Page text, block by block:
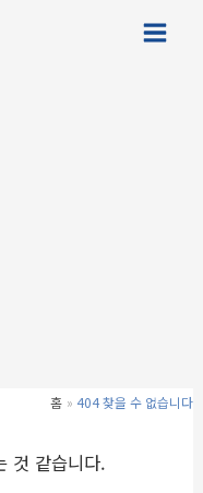
홈 404 찾을 수 없습니다
것 같습니다.